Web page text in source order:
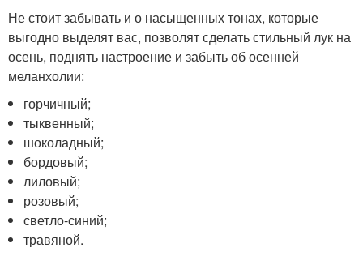
Не стоит забывать и о насыщенных тонах, которые
выгодно выделят вас, позволят сделать стильный лук на
осень, поднять настроение и забыть об осенней
меланхолии:
горчичный;
тыквенный;
шоколадный;
бордовый;
лиловый;
розовый;
светло-синий;
травяной.